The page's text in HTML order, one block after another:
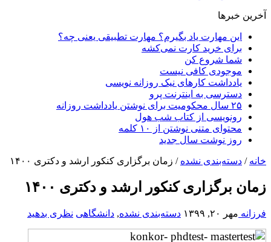
آخرین خبرها
این مهارت یاد بگیرم؟ مهارت تطبیقی یعنی چه؟
برای خرید کارت نمی‌‌کشه
شما شروع کن
موجودی کافی نیست
یادداشت کارهای نیک روزانه نویسی
دسترسی به اینترنت پرو
۲۵ سال محکومیت برای نوشتن یادداشت روزانه
رونویسی از کتاب شب هول
محتوای متنی نوشتن از ۱۰ کلمه
روز نوشت سال جدید
خانه / دسته‌بندی نشده / زمان برگزاری کنکور ارشد و دکتری ۱۴۰۰
زمان برگزاری کنکور ارشد و دکتری ۱۴۰۰
فرزانه مهر ۲۰, ۱۳۹۹ دسته‌بندی نشده, دانشگاهی نظری بدهید